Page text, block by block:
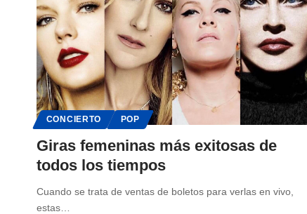
CONCIERTO POP
Giras femeninas más exitosas de
todos los tiempos
Cuando se trata de ventas de boletos para verlas en vivo,
estas…